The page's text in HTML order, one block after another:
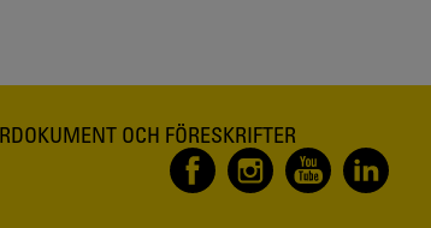
OCH FÖRESKRIFTER